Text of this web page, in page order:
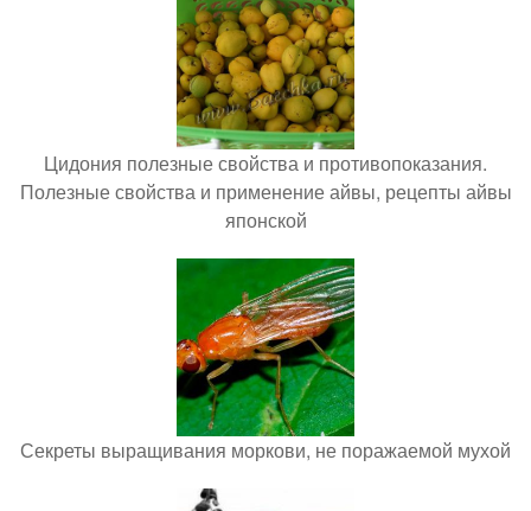
Цидония полезные свойства и противопоказания.
Полезные свойства и применение айвы, рецепты айвы
японской
Секреты выращивания моркови, не поражаемой мухой